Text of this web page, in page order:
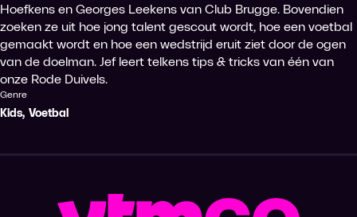
Hoefkens en Georges Leekens van Club Brugge. Bovendien
zoeken ze uit hoe jong talent gescout wordt, hoe een voetbal
gemaakt wordt en hoe een wedstrijd eruit ziet door de ogen
van de doelman. Jef leert telkens tips & tricks van één van
onze Rode Duivels.
Genre
Kids, Voetbal